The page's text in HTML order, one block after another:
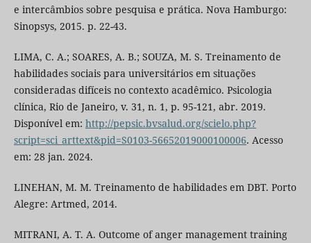
e intercâmbios sobre pesquisa e prática. Nova Hamburgo:
Sinopsys, 2015. p. 22-43.
LIMA, C. A.; SOARES, A. B.; SOUZA, M. S. Treinamento de
habilidades sociais para universitários em situações
consideradas difíceis no contexto acadêmico. Psicologia
clínica, Rio de Janeiro, v. 31, n. 1, p. 95-121, abr. 2019.
Disponível em: http://pepsic.bvsalud.org/scielo.php?
script=sci_arttext&pid=S0103-56652019000100006. Acesso
em: 28 jan. 2024.
LINEHAN, M. M. Treinamento de habilidades em DBT. Porto
Alegre: Artmed, 2014.
MITRANI, A. T. A. Outcome of anger management training